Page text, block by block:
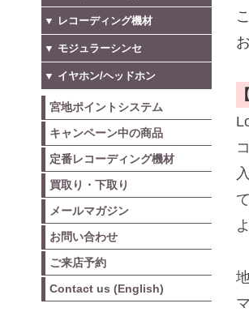
▼ レコーディング機材
▼ モジュラーシンセ
▼ イヤホン/ヘッドホン
宮地ポイントシステム
キャンペーン中の商品
定番レコーディング機材
買取り・下取り
メールマガジン
お問い合わせ
ご来店予約
Contact us (English)